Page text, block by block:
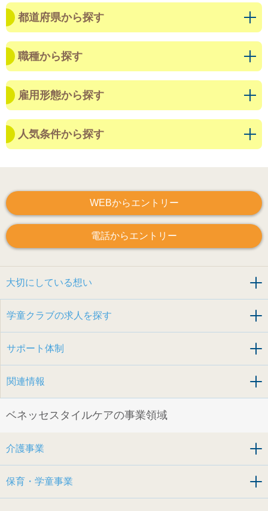
都道府県から探す
職種から探す
雇用形態から探す
人気条件から探す
WEBからエントリー
電話からエントリー
大切にしている想い
学童クラブの求人を探す
サポート体制
関連情報
ベネッセスタイルケアの事業領域
介護事業
保育・学童事業